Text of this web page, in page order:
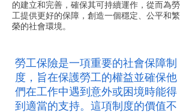
的建立和完善，確保其可持續運作，從而為勞
工提供更好的保障，創造一個穩定、公平和繁
榮的社會環境。
勞工保險是一項重要的社會保障制
度，旨在保護勞工的權益並確保他
們在工作中遇到意外或困境時能得
到適當的支持。這項制度的價值不